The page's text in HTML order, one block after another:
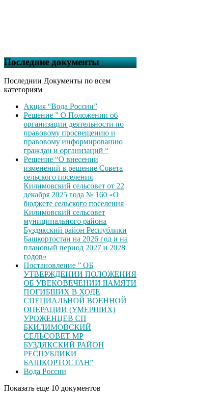
Последние документы
Последнии Документы по всем
категориям
Акция “Вода России”
Решение ” О Положении об
организации деятельности по
правовому просвещению и
правовому информированию
граждан и организаций “
Решение “О внесении
изменений в решение Совета
сельского поселения
Килимовский сельсовет от 22
декабря 2025 года № 160 «О
бюджете сельского поселения
Килимовский сельсовет
муниципального района
Буздякский район Республики
Башкортостан на 2026 год и на
плановый период 2027 и 2028
годов»
Постановление ” ОБ
УТВЕРЖДЕНИИ ПОЛОЖЕНИЯ
ОБ УВЕКОВЕЧЕНИИ ІІАМЯТИ
ПОГИБШИХ В ХОДЕ
СПЕЦИАЛЬНОЙ ВОЕННОЙ
ОПЕРАЦИИ (УМЕРШИХ)
УРОЖЕНЦЕВ CП
БКИЛИМОВСКИЙ
СЕЛЬСОВЕТ МР
БУЗДЯКСКИЙ РАЙОН
РЕСПУБЛИКИ
БАШКОРТОСТАН”
Вода России
Показать еще 10 документов